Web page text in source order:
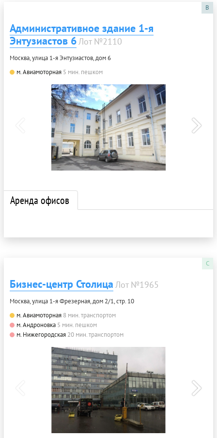
B
Административное здание 1-я
Энтузиастов 6Лот №2110
Москва, улица 1-я Энтузиастов, дом 6
м. Авиамоторная 5 мин. пешком
Аренда офисов
C
Бизнес-центр Столица Лот №1965
Москва, улица 1-я Фрезерная, дом 2/1, стр. 10
м. Авиамоторная 8 мин. транспортом
м. Андроновка 5 мин. пешком
м. Нижегородская 20 мин. транспортом